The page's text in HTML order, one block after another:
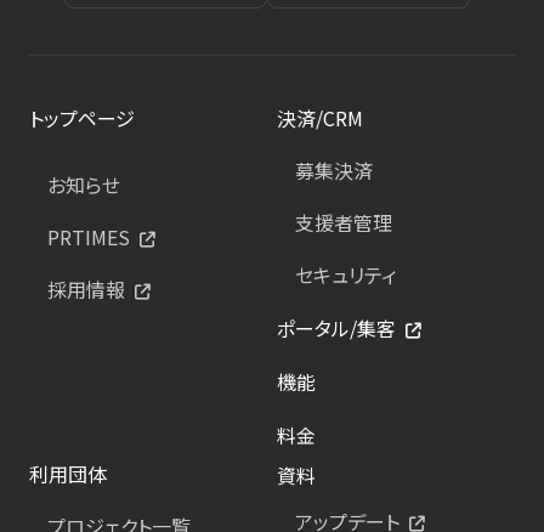
トップページ
お知らせ
PRTIMES
採用情報
決済/CRM
募集決済
支援者管理
セキュリティ
ポータル/集客
機能
料金
利用団体
プロジェクト一覧
資料
アップデート